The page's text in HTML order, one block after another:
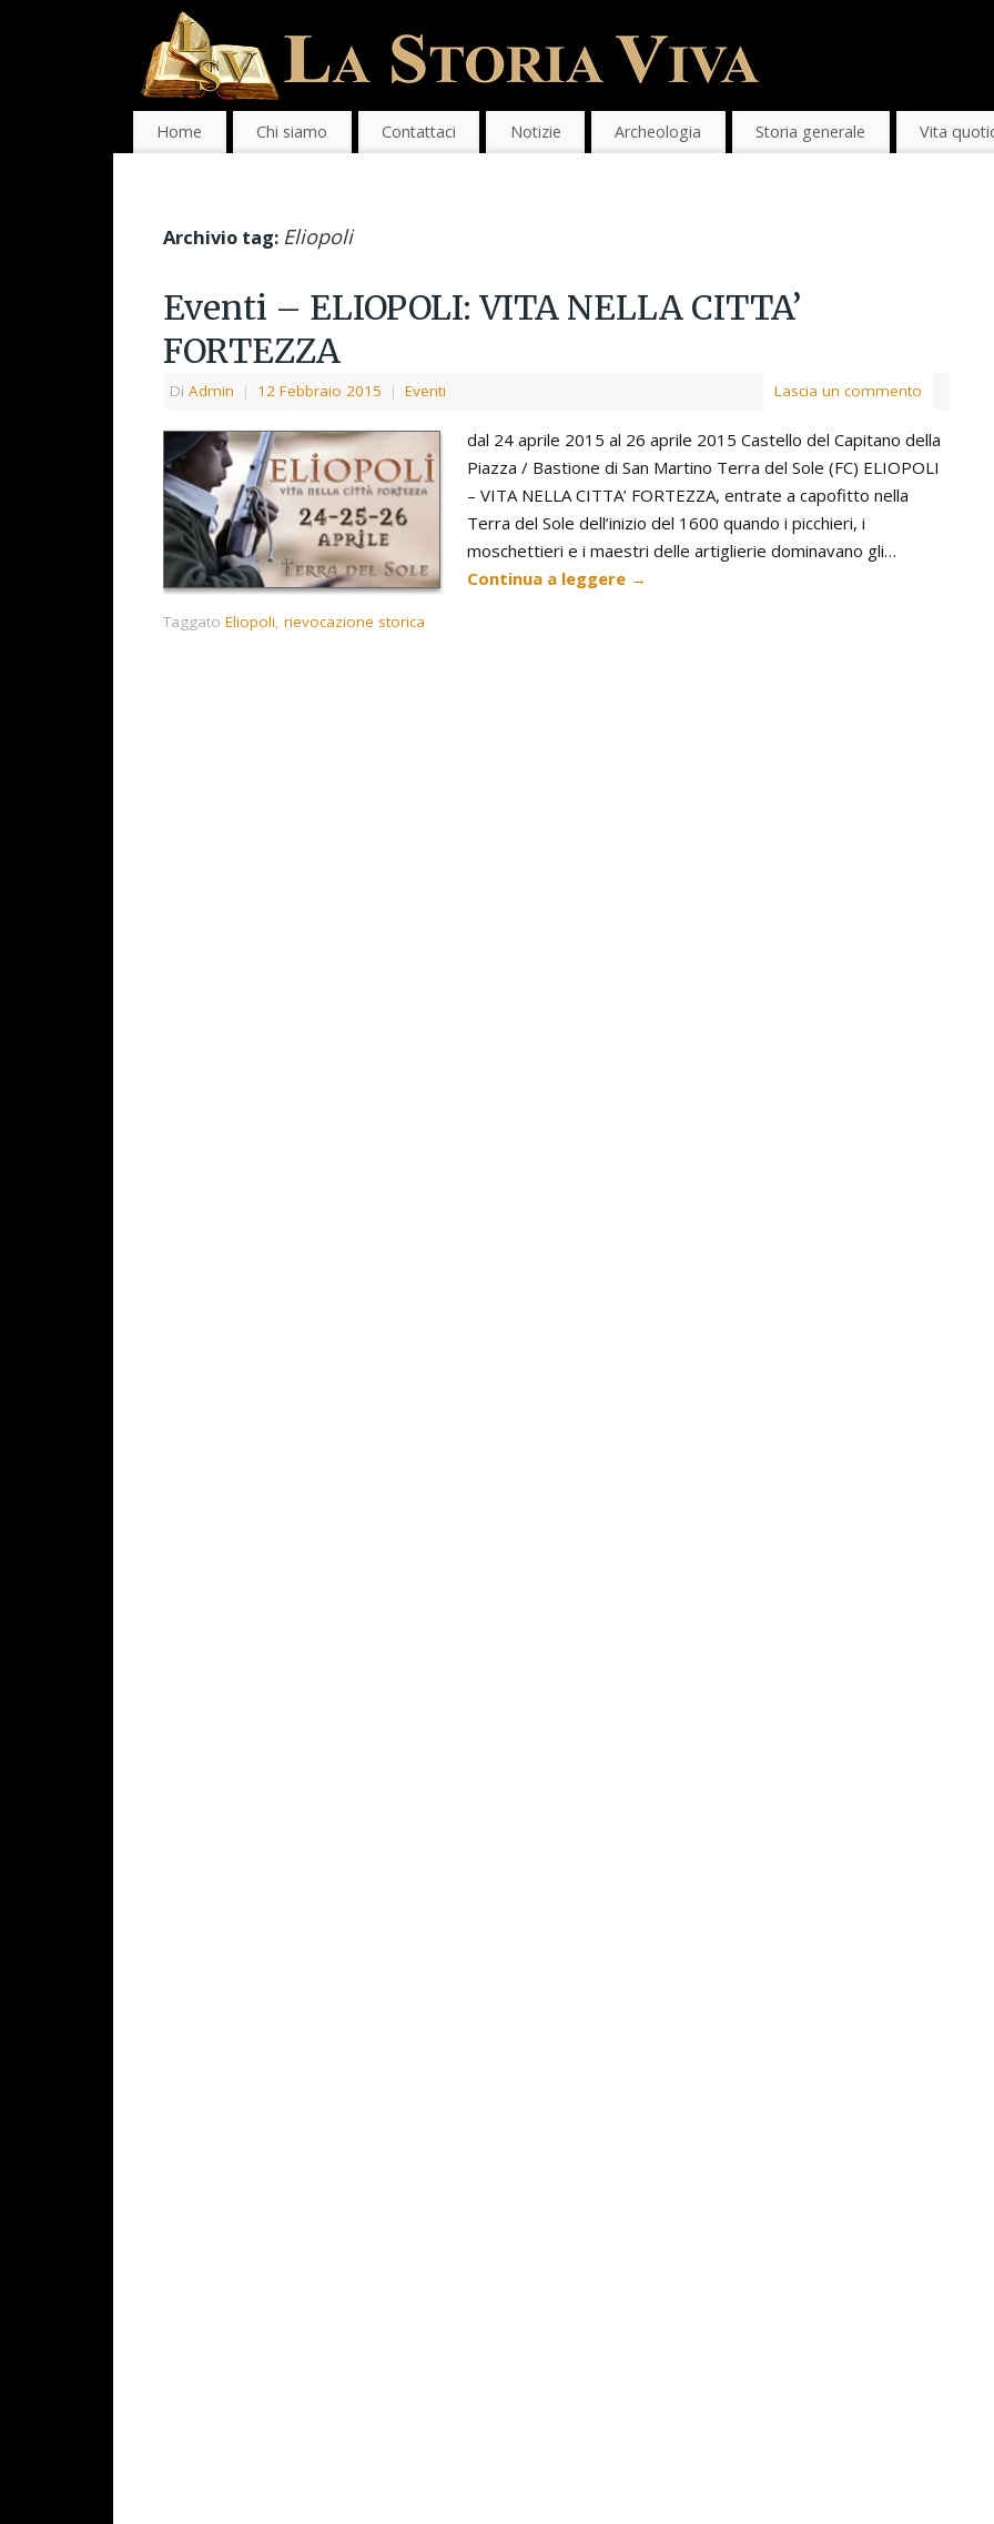
Home Chi siamo Contattaci Notizie Archeologia Storia generale Vita
Archivio tag: Eliopoli
Eventi – ELIOPOLI: VITA NELLA CITTA’
FORTEZZA
Di Admin | 12 Febbraio 2015 | Eventi Lascia un commento
dal 24 aprile 2015 al 26 aprile 2015 Castello del Capitano della
Piazza / Bastione di San Martino Terra del Sole (FC) ELIOPOLI
– VITA NELLA CITTA’ FORTEZZA, entrate a capofitto nella
Terra del Sole dell’inizio del 1600 quando i picchieri, i
moschettieri e i maestri delle artiglierie dominavano gli…
Continua a leggere →
Taggato Eliopoli, rievocazione storica